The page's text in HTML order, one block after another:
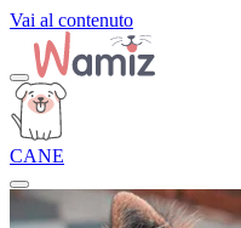
Vai al contenuto
CANE